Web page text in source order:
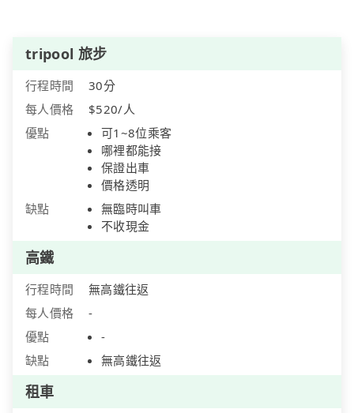
tripool 旅步
行程時間
30分
每人價格
$520/人
優點
可1~8位乘客
哪裡都能接
保證出車
價格透明
缺點
無臨時叫車
不收現金
高鐵
行程時間
無高鐵往返
每人價格
-
優點
-
缺點
無高鐵往返
租車